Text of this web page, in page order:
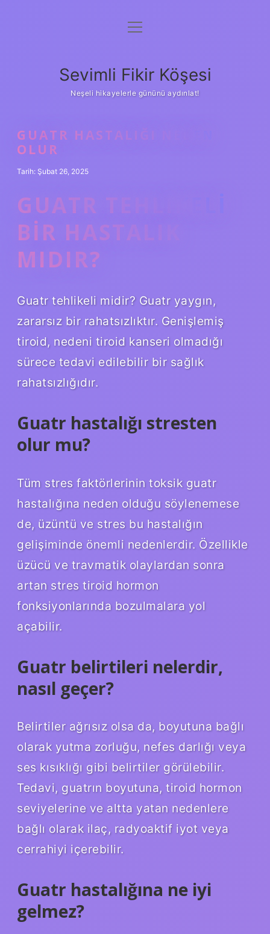
Anasayfa
Yasal Uyarı
menüyü
Sevimli Fikir Köşesi
Neşeli hikayelerle gününü aydınlat!
GUATR HASTALIĞI NEDEN
OLUR
Tarih: Şubat 26, 2025
GUATR TEHLIKELI
BIR HASTALIK
MIDIR?
Guatr tehlikeli midir? Guatr yaygın,
zararsız bir rahatsızlıktır. Genişlemiş
tiroid, nedeni tiroid kanseri olmadığı
sürece tedavi edilebilir bir sağlık
rahatsızlığıdır.
Guatr hastalığı stresten
olur mu?
Tüm stres faktörlerinin toksik guatr
hastalığına neden olduğu söylenemese
de, üzüntü ve stres bu hastalığın
gelişiminde önemli nedenlerdir. Özellikle
üzücü ve travmatik olaylardan sonra
artan stres tiroid hormon
fonksiyonlarında bozulmalara yol
açabilir.
Guatr belirtileri nelerdir,
nasıl geçer?
Belirtiler ağrısız olsa da, boyutuna bağlı
olarak yutma zorluğu, nefes darlığı veya
ses kısıklığı gibi belirtiler görülebilir.
Tedavi, guatrın boyutuna, tiroid hormon
seviyelerine ve altta yatan nedenlere
bağlı olarak ilaç, radyoaktif iyot veya
cerrahiyi içerebilir.
Guatr hastalığına ne iyi
gelmez?